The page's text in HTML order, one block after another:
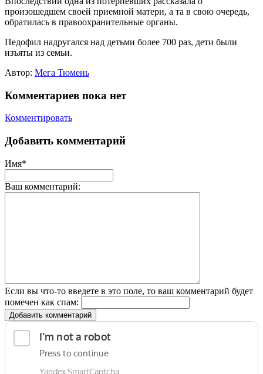
произошедшем своей приемной матери, а та в свою очередь,
обратилась в правоохранительные органы.
Педофил надругался над детьми более 700 раз, дети были
изъяты из семьи.
Автор: Мега Тюмень
Комментариев пока нет
Комментировать
Добавить комментарий
Имя*
Ваш комментарий:
Если вы что-то введете в это поле, то ваш комментарий будет
помечен как спам:
Добавить комментарий